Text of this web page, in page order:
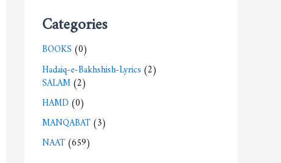
Categories
BOOKS(0)
Hadaiq-e-Bakhshish-Lyrics(2)
SALAM(2)
HAMD(0)
MANQABAT(3)
NAAT(659)